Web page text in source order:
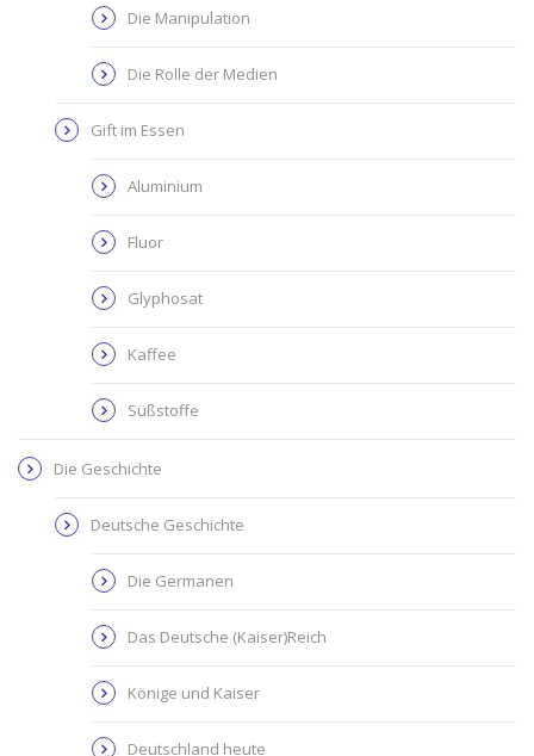
Die Manipulation
Die Rolle der Medien
Gift im Essen
Aluminium
Fluor
Glyphosat
Kaffee
Süßstoffe
Die Geschichte
Deutsche Geschichte
Die Germanen
Das Deutsche (Kaiser)Reich
Könige und Kaiser
Deutschland heute